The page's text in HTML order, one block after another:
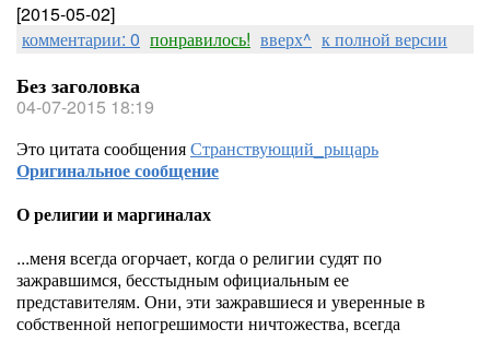
[2015-05-02]
комментарии: 0 понравилось! вверх^ к полной версии
Без заголовка
04-07-2015 18:19
Это цитата сообщенияСтранствующий_рыцарь
Оригинальное сообщение
О религии и маргиналах
...меня всегда огорчает, когда о религии судят по
зажравшимся, бесстыдным официальным ее
представителям. Они, эти зажравшиеся и уверенные в
собственной непогрешимости ничтожества, всегда